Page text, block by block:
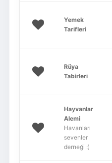
Yemek
Tarifleri
Rüya
Tabirleri
Hayvanlar
Alemi
Havanları
sevenler
derneği :)